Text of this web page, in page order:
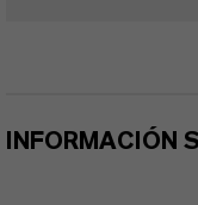
INFORMACIÓN